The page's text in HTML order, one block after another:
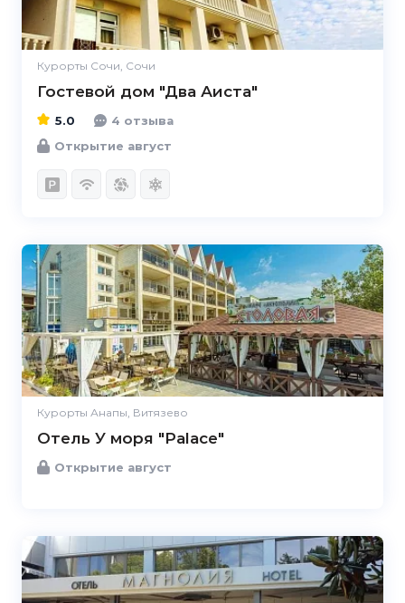
Курорты Сочи, Сочи
Гостевой дом "Два Аиста"
5.0
4 отзыва
Открытие август
Курорты Анапы, Витязево
Отель У моря "Palace"
Открытие август